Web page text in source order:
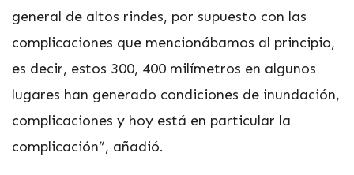
general de altos rindes, por supuesto con las
complicaciones que mencionábamos al principio,
es decir, estos 300, 400 milímetros en algunos
lugares han generado condiciones de inundación,
complicaciones y hoy está en particular la
complicación”, añadió.